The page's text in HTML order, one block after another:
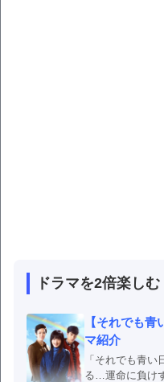
ドラマを2倍楽し
【それでも
マ紹介
「それでも青
る…運命に負け